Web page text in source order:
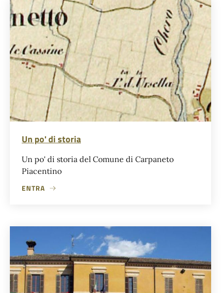
Un po' di storia
Un po' di storia del Comune di Carpaneto
Piacentino
ENTRA